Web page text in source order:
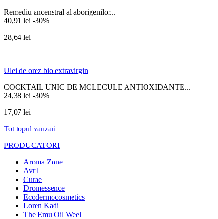
Remediu ancenstral al aborigenilor...
40,91 lei -30%
28,64 lei
Ulei de orez bio extravirgin
COCKTAIL UNIC DE MOLECULE ANTIOXIDANTE...
24,38 lei -30%
17,07 lei
Tot topul vanzari
PRODUCATORI
Aroma Zone
Avril
Curae
Dromessence
Ecodermocosmetics
Loren Kadi
The Emu Oil Weel